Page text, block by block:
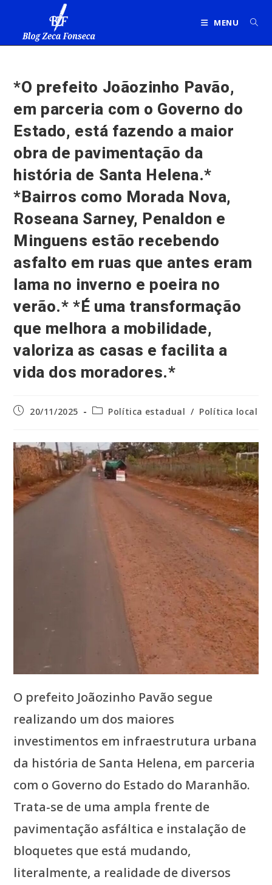
MENU
*O prefeito Joãozinho Pavão,
em parceria com o Governo do
Estado, está fazendo a maior
obra de pavimentação da
história de Santa Helena.*
*Bairros como Morada Nova,
Roseana Sarney, Penaldon e
Minguens estão recebendo
asfalto em ruas que antes eram
lama no inverno e poeira no
verão.* *É uma transformação
que melhora a mobilidade,
valoriza as casas e facilita a
vida dos moradores.*
Post20/11/2025
Categoria
Política estadual / Política local
O prefeito Joãozinho Pavão segue
realizando um dos maiores
investimentos em infraestrutura urbana
da história de Santa Helena, em parceria
com o Governo do Estado do Maranhão.
Trata-se de uma ampla frente de
pavimentação asfáltica e instalação de
bloquetes que está mudando,
literalmente, a realidade de diversos